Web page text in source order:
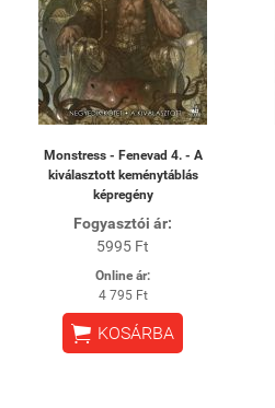
Monstress - Fenevad 4. - A
kiválasztott keménytáblás
képregény
Fogyasztói ár:
5995 Ft
Online ár:
4 795 Ft
 KOSÁRBA